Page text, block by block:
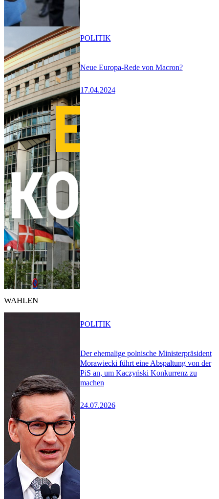
Neue Europa-Rede von Macron?
17.04.2024
POLITIK
WAHLEN
Der ehemalige polnische Ministerpräsident
Morawiecki führt eine Abspaltung von der
PiS an, um Kaczyński Konkurrenz zu
machen
24.07.2026
POLITIK